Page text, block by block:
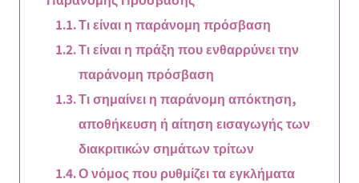
Τι είναι η παράνομη πρόσβαση
Τι είναι η πράξη που ενθαρρύνει την
παράνομη πρόσβαση
Τι σημαίνει η παράνομη απόκτηση,
αποθήκευση ή αίτηση εισαγωγής των
διακριτικών σημάτων τρίτων
Ο νόμος που ρυθμίζει τα εγκλήματα